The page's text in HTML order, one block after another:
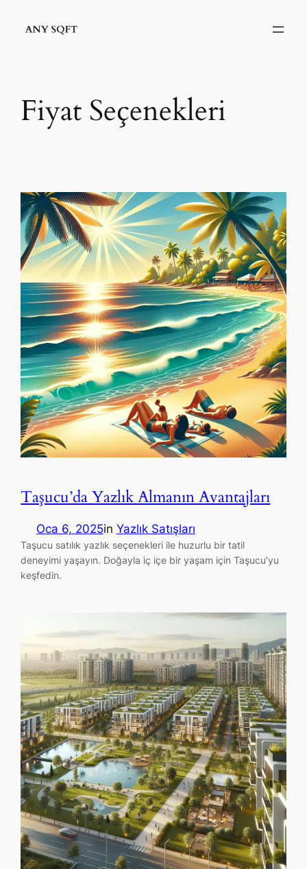
Fiyat Seçenekleri
Taşucu’da Yazlık Almanın Avantajları
Oca 6, 2025in Yazlık Satışları
Taşucu satılık yazlık seçenekleri ile huzurlu bir tatil
deneyimi yaşayın. Doğayla iç içe bir yaşam için Taşucu’yu
keşfedin.